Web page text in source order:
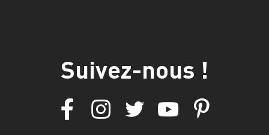
Suivez-nous !